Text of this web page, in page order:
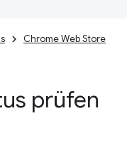
Chrome Web Store
prüfen